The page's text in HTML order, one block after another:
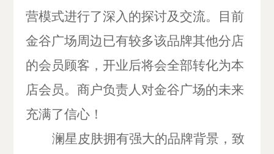
营模式进行了深入的探讨及交流。目前
金谷广场周边已有较多该品牌其他分店
的会员顾客，开业后将会全部转化为本
店会员。商户负责人对金谷广场的未来
充满了信心！
澜星皮肤拥有强大的品牌背景，致